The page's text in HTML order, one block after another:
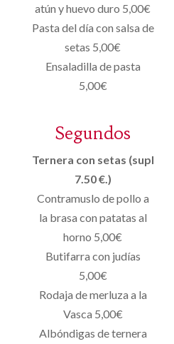
atún y huevo duro 5,00€
Pasta del día con salsa de
setas 5,00€
Ensaladilla de pasta
5,00€
Segundos
Ternera con setas (supl
7.50 €.)
Contramuslo de pollo a
la brasa con patatas al
horno 5,00€
Butifarra con judías
5,00€
Rodaja de merluza a la
Vasca 5,00€
Albóndigas de ternera